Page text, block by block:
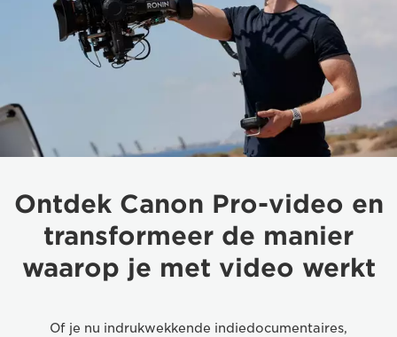
Ontdek Canon Pro-video en
transformeer de manier
waarop je met video werkt
Of je nu indrukwekkende indiedocumentaires,